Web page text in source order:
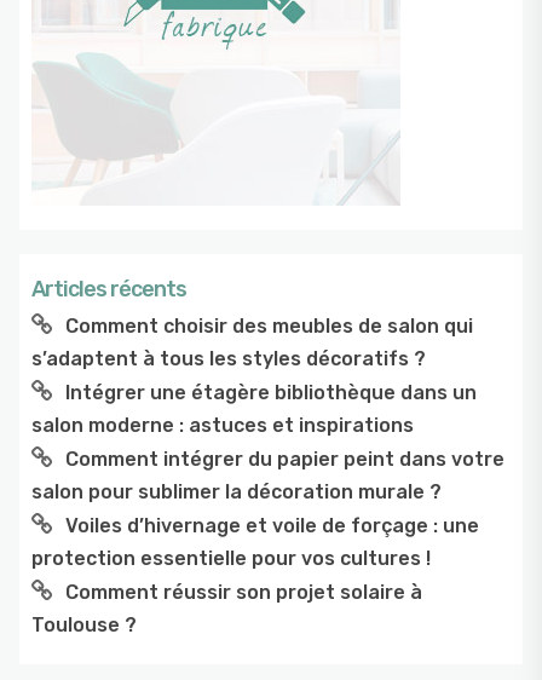
Articles récents
Comment choisir des meubles de salon qui
s’adaptent à tous les styles décoratifs ?
Intégrer une étagère bibliothèque dans un
salon moderne : astuces et inspirations
Comment intégrer du papier peint dans votre
salon pour sublimer la décoration murale ?
Voiles d’hivernage et voile de forçage : une
protection essentielle pour vos cultures !
Comment réussir son projet solaire à
Toulouse ?